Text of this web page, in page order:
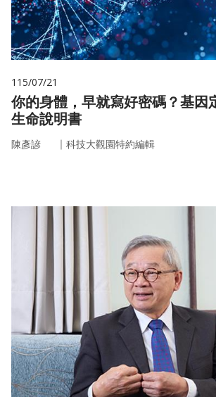
115/07/21
你的身體，早就寫好密碼？基因
生命說明書
陳彥諺 ｜ 科技大觀園特約編輯